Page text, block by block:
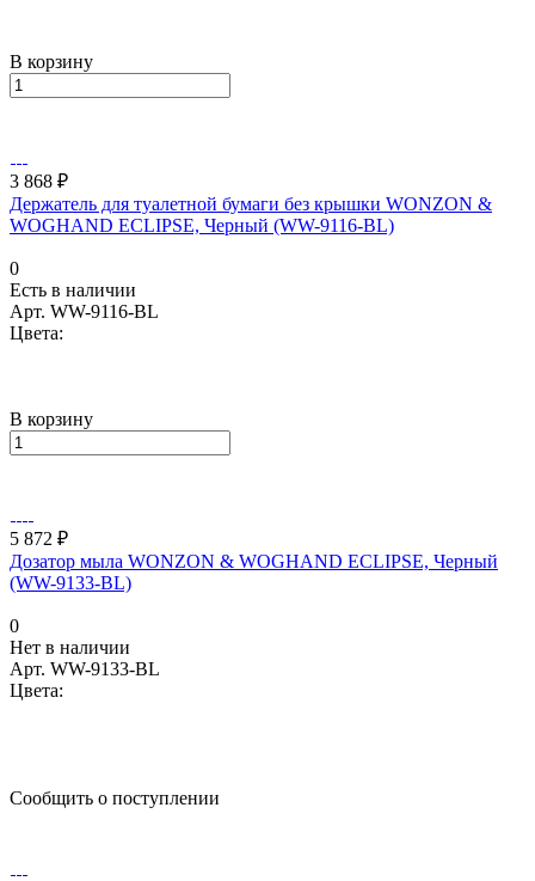
В корзину
3 868 ₽
Держатель для туалетной бумаги без крышки WONZON &
WOGHAND ECLIPSE, Черный (WW-9116-BL)
0
Есть в наличии
Арт. WW-9116-BL
Цвета:
В корзину
5 872 ₽
Дозатор мыла WONZON & WOGHAND ECLIPSE, Черный
(WW-9133-BL)
0
Нет в наличии
Арт. WW-9133-BL
Цвета:
Сообщить о поступлении